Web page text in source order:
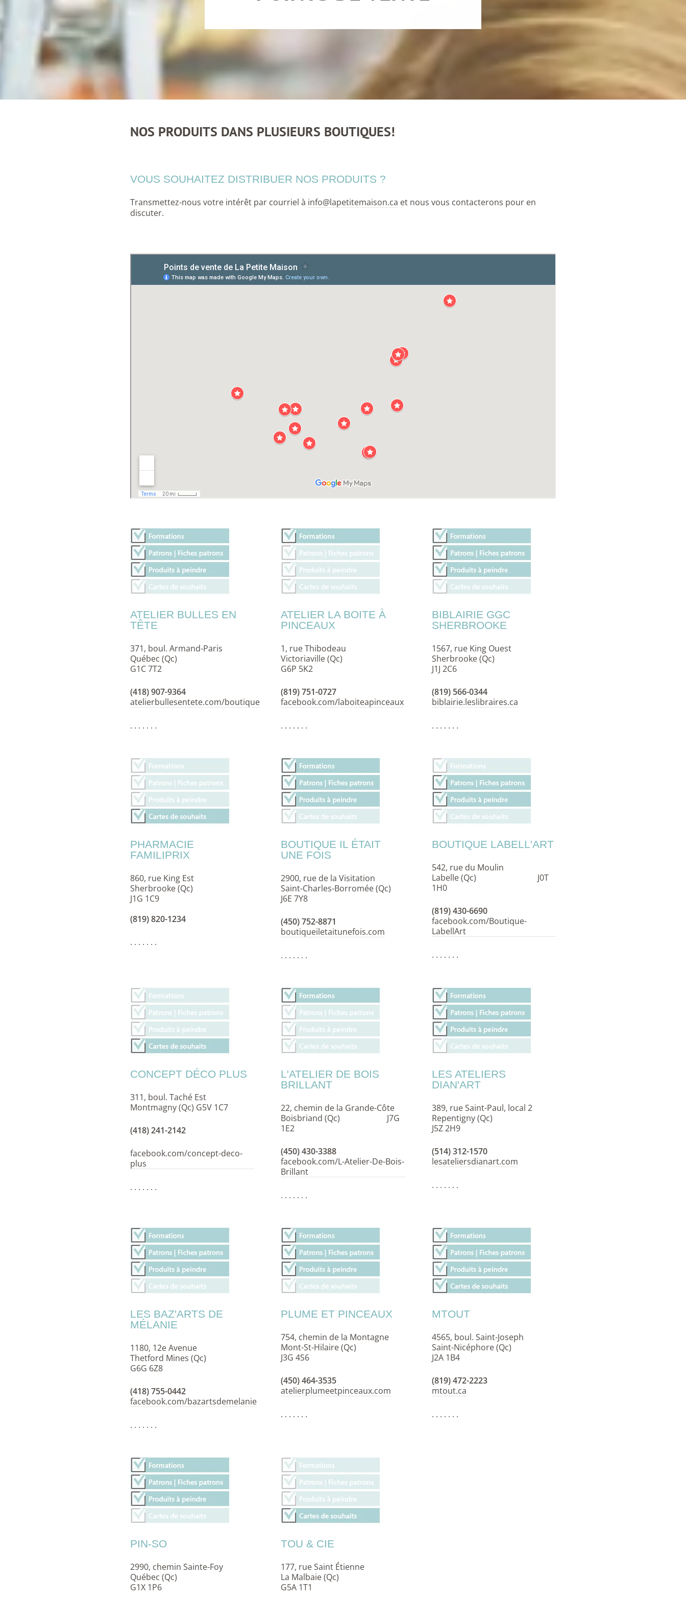
NOS PRODUITS DANS PLUSIEURS BOUTIQUES!
VOUS SOUHAITEZ DISTRIBUER NOS PRODUITS ?
Transmettez-nous votre intérêt par courriel à info@lapetitemaison.ca et nous vous contacterons pour en
discuter.
ATELIER BULLES EN
TÊTE
371, boul. Armand-Paris
Québec (Qc)
G1C 7T2
(418) 907-9364
atelierbullesentete.com/boutique
. . . . . . .
ATELIER LA BOITE À
PINCEAUX
1, rue Thibodeau
Victoriaville (Qc)
G6P 5K2
(819) 751-0727
facebook.com/laboiteapinceaux
. . . . . . .
BIBLAIRIE GGC
SHERBROOKE
1567, rue King Ouest
Sherbrooke (Qc)
J1J 2C6
(819) 566-0344
biblairie.leslibraires.ca
. . . . . . .
PHARMACIE
FAMILIPRIX
860, rue King Est
Sherbrooke (Qc)
J1G 1C9
(819) 820-1234
. . . . . . .
BOUTIQUE IL ÉTAIT
UNE FOIS
2900, rue de la Visitation
Saint-Charles-Borromée (Qc)
J6E 7Y8
(450) 752-8871
boutiqueiletaitunefois.com
. . . . . . .
BOUTIQUE LABELL'ART
542, rue du Moulin
Labelle (Qc) J0T
1H0
(819) 430-6690
facebook.com/Boutique-
LabellArt
. . . . . . .
CONCEPT DÉCO PLUS
311, boul. Taché Est
Montmagny (Qc) G5V 1C7
(418) 241-2142
facebook.com/concept-deco-
plus
. . . . . . .
L'ATELIER DE BOIS
BRILLANT
22, chemin de la Grande-Côte
Boisbriand (Qc) J7G
1E2
(450) 430-3388
facebook.com/L-Atelier-De-Bois-
Brillant
. . . . . . .
LES ATELIERS
DIAN'ART
389, rue Saint-Paul, local 2
Repentigny (Qc)
J5Z 2H9
(514) 312-1570
lesateliersdianart.com
. . . . . . .
LES BAZ'ARTS DE
MÉLANIE
1180, 12e Avenue
Thetford Mines (Qc)
G6G 6Z8
(418) 755-0442
facebook.com/bazartsdemelanie
. . . . . . .
PLUME ET PINCEAUX
754, chemin de la Montagne
Mont-St-Hilaire (Qc)
J3G 4S6
(450) 464-3535
atelierplumeetpinceaux.com
. . . . . . .
MTOUT
4565, boul. Saint-Joseph
Saint-Nicéphore (Qc)
J2A 1B4
(819) 472-2223
mtout.ca
. . . . . . .
PIN-SO
2990, chemin Sainte-Foy
Québec (Qc)
G1X 1P6
TOU & CIE
177, rue Saint Étienne
La Malbaie (Qc)
G5A 1T1